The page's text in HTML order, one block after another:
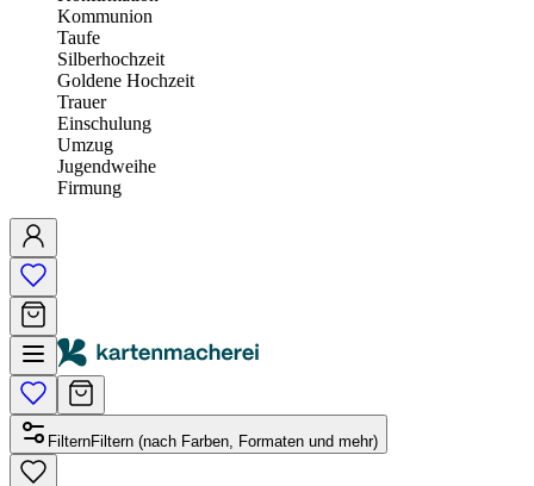
Kommunion
Taufe
Silberhochzeit
Goldene Hochzeit
Trauer
Einschulung
Umzug
Jugendweihe
Firmung
FilternFiltern (nach Farben, Formaten und mehr)